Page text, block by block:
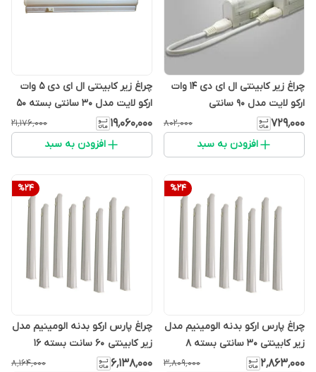
چراغ زیر کابینتی ال ای دی 14 وات
ارکو لایت مدل 90 سانتی
۷۲۹٬۰۰۰ ۸۰۲٬۰۰۰
افزودن به سبد
چراغ زیر کابینتی ال ای دی 5 وات
ارکو لایت مدل 30 سانتی بسته 50
تایی
۱۹٬۰۶۰٬۰۰۰ ۲۱٬۱۷۶٬۰۰۰
افزودن به سبد
%24
چراغ پارس ارکو بدنه الومینیم مدل
زیر کابینتی 30 سانتی بسته 8
عددی
۲٬۸۶۳٬۰۰۰ ۳٬۸۰۹٬۰۰۰
%24
چراغ پارس ارکو بدنه الومینیم مدل
زیر کابینتی 60 سانت بسته 16
عددی
۶٬۱۳۸٬۰۰۰ ۸٬۱۶۴٬۰۰۰